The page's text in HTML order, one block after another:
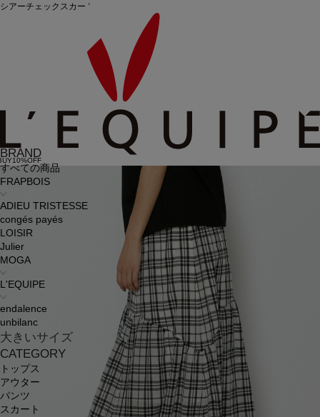
BRAND
すべての商品
FRAPBOIS
ADIEU TRISTESSE
congés payés
LOISIR
Julier
MOGA
L'EQUIPE
endalence
unbilanc
大きいサイズ
CATEGORY
トップス
アウター
パンツ
スカート
シアーチェックスカート